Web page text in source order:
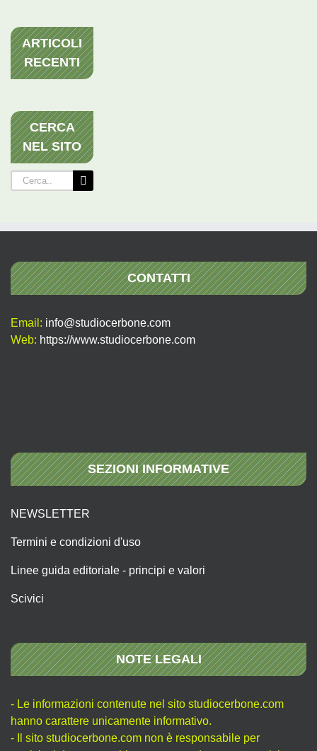
ARTICOLI
RECENTI
CERCA
NEL SITO
Cerca
per:
CONTATTI
Email: info@studiocerbone.com
Web: https://www.studiocerbone.com
SEZIONI INFORMATIVE
NEWSLETTER
Termini e condizioni d'uso
Linee guida editoriale - principi e valori
Scivici
NOTE LEGALI
- Le informazioni contenute nel sito studiocerbone.com
hanno carattere unicamente informativo.
- Il sito studiocerbone.com non è responsabile per